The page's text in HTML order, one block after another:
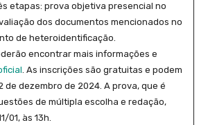
etapas: prova objetiva presencial no
dos documentos mencionados no
de heteroidentificação.
encontrar mais informações e
. As inscrições são gratuitas e podem
de dezembro de 2024. A prova, que é
de múltipla escolha e redação,
01, às 13h.